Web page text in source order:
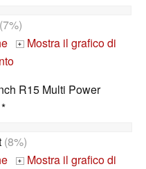
(7%)
+ Mostra il grafico di
R15 Multi Power
(8%)
+ Mostra il grafico di